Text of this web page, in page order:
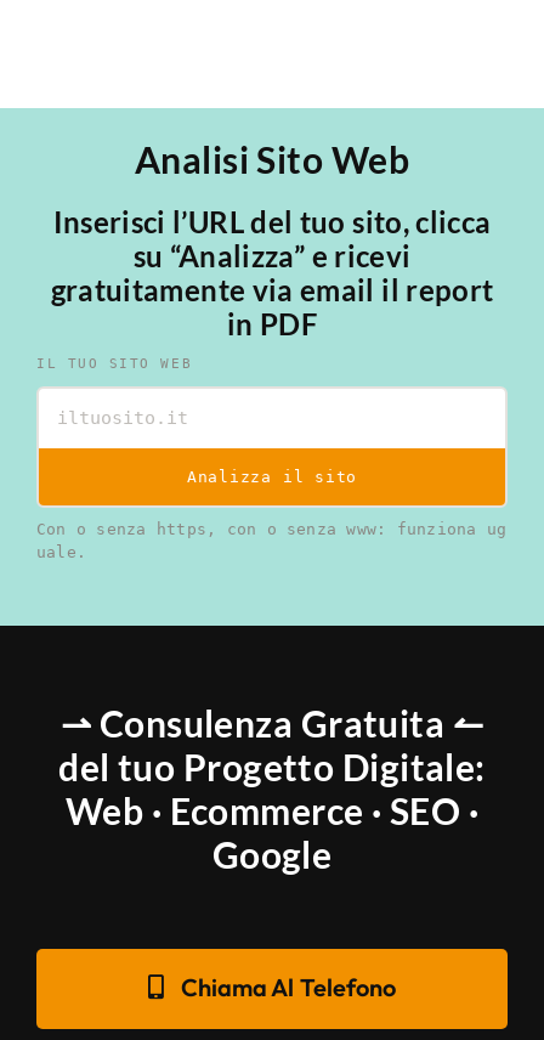
Analisi Sito Web
Inserisci l’URL del tuo sito, clicca
su “Analizza” e ricevi
gratuitamente via email il report
in PDF
IL TUO SITO WEB
Analizza il sito
Con o senza https, con o senza www: funziona ug
uale.
⇀ Consulenza Gratuita ↼
del tuo Progetto Digitale:
Web · Ecommerce · SEO ·
Google
Chiama Al Telefono